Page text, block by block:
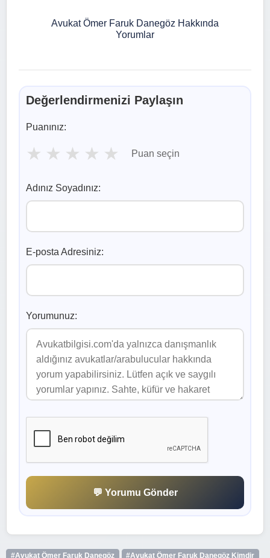
Avukat Ömer Faruk Danegöz Hakkında
Yorumlar
Değerlendirmenizi Paylaşın
Puanınız:
★ ★ ★ ★ ★ Puan seçin
Adınız Soyadınız:
E-posta Adresiniz:
Yorumunuz:
💬 Yorumu Gönder
#Avukat Ömer Faruk Danegöz
#Avukat Ömer Faruk Danegöz Kimdir